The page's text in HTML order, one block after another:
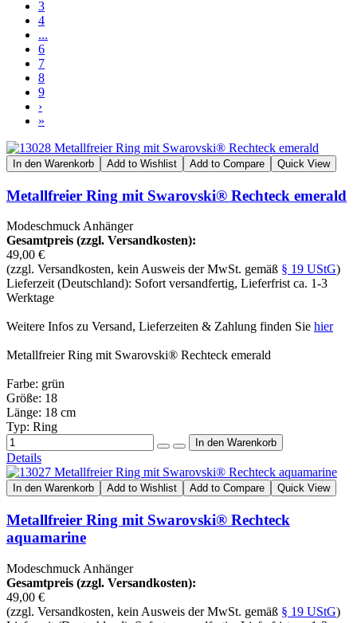
3
4
...
6
7
8
9
›
»
In den Warenkorb Add to Wishlist Add to Compare Quick View
Metallfreier Ring mit Swarovski® Rechteck emerald
Modeschmuck Anhänger
Gesamtpreis (zzgl. Versandkosten):
49,00 €
(zzgl. Versandkosten, kein Ausweis der MwSt. gemäß § 19 UStG)
Lieferzeit (Deutschland): Sofort versandfertig, Lieferfrist ca. 1-3
Werktage
Weitere Infos zu Versand, Lieferzeiten & Zahlung finden Sie hier
Metallfreier Ring mit Swarovski® Rechteck emerald
Farbe: grün
Größe: 18
Länge: 18 cm
Typ: Ring
Details
In den Warenkorb Add to Wishlist Add to Compare Quick View
Metallfreier Ring mit Swarovski® Rechteck
aquamarine
Modeschmuck Anhänger
Gesamtpreis (zzgl. Versandkosten):
49,00 €
(zzgl. Versandkosten, kein Ausweis der MwSt. gemäß § 19 UStG)